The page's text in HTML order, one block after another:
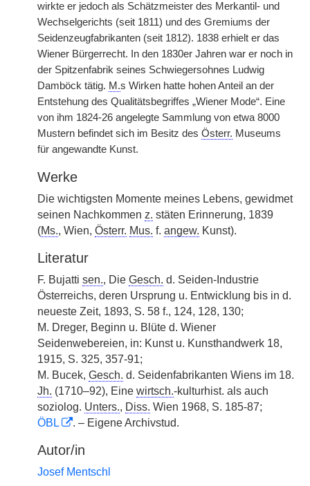
wirkte er jedoch als Schätzmeister des Merkantil- und
Wechselgerichts (seit 1811) und des Gremiums der
Seidenzeugfabrikanten (seit 1812). 1838 erhielt er das
Wiener Bürgerrecht. In den 1830er Jahren war er noch in
der Spitzenfabrik seines Schwiegersohnes Ludwig
Damböck tätig. M.s Wirken hatte hohen Anteil an der
Entstehung des Qualitätsbegriffes „Wiener Mode“. Eine
von ihm 1824-26 angelegte Sammlung von etwa 8000
Mustern befindet sich im Besitz des Österr. Museums
für angewandte Kunst.
Werke
Die wichtigsten Momente meines Lebens, gewidmet
seinen Nachkommen z. stäten Erinnerung, 1839
(Ms., Wien, Österr. Mus. f. angew. Kunst).
Literatur
F. Bujatti sen., Die Gesch. d. Seiden-Industrie
Österreichs, deren Ursprung u. Entwicklung bis in d.
neueste Zeit, 1893, S. 58 f., 124, 128, 130;
M. Dreger, Beginn u. Blüte d. Wiener
Seidenwebereien, in: Kunst u. Kunsthandwerk 18,
1915, S. 325, 357-91;
M. Bucek, Gesch. d. Seidenfabrikanten Wiens im 18.
Jh. (1710–92), Eine wirtsch.-kulturhist. als auch
soziolog. Unters., Diss. Wien 1968, S. 185-87;
ÖBL
. – Eigene Archivstud.
Autor/in
Josef Mentschl